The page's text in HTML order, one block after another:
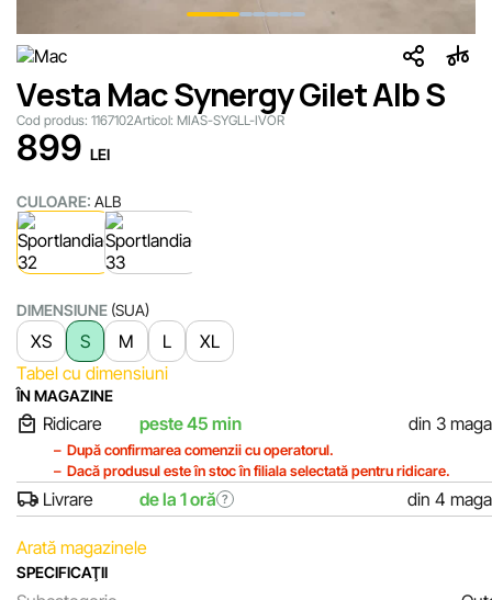
Vesta Mac Synergy Gilet Alb S
Cod produs: 1167102Articol: MIAS-SYGLL-IVOR
899 LEI
CULOARE: ALB
DIMENSIUNE (SUA)
XS S M L
XL
Tabel cu dimensiuni
ÎN MAGAZINE
Ridicare peste 45 min din 3
După confirmarea comenzii cu operatorul.
Dacă produsul este în stoc în filiala selectată pentru ridicare.
Livrare de la 1 oră ? din 4
Arată magazinele
SPECIFICAŢII